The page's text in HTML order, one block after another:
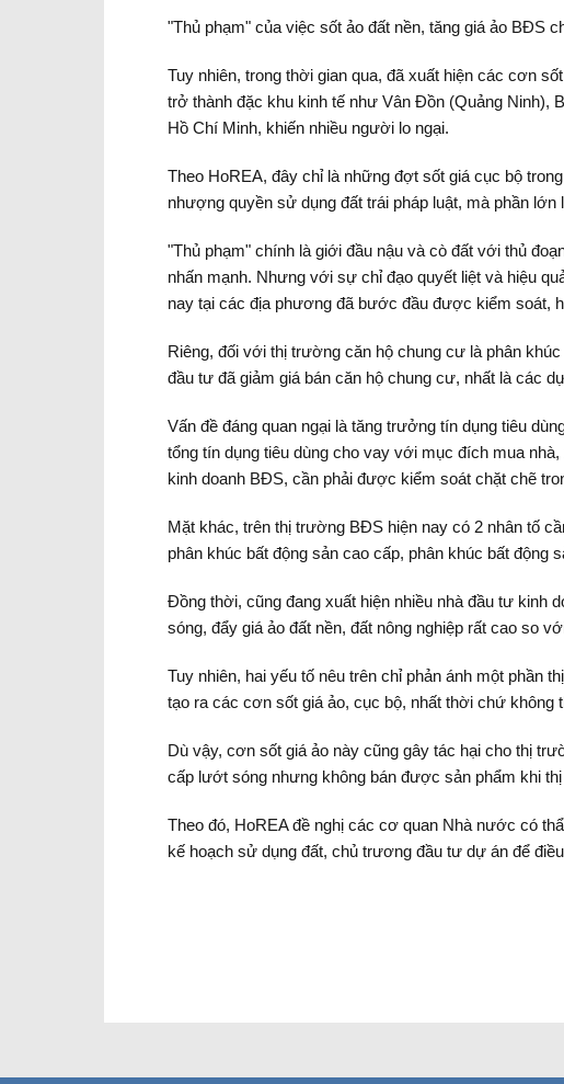
"Thủ phạm" của việc sốt ảo đất nền, tăng giá ảo BĐS
Tuy nhiên, trong thời gian qua, đã xuất hiện các cơn
trở thành đặc khu kinh tế như Vân Đồn (Quảng Ninh),
Hồ Chí Minh, khiến nhiều người lo ngại.
Theo HoREA, đây chỉ là những đợt sốt giá cục bộ
nhượng quyền sử dụng đất trái pháp luật, mà phần
"Thủ phạm" chính là giới đầu nậu và cò đất với thủ
nhấn mạnh. Nhưng với sự chỉ đạo quyết liệt và hiệu
nay tại các địa phương đã bước đầu được kiểm soát,
Riêng, đối với thị trường căn hộ chung cư là phân
đầu tư đã giảm giá bán căn hộ chung cư, nhất là các
Vấn đề đáng quan ngại là tăng trưởng tín dụng tiêu
tổng tín dụng tiêu dùng cho vay với mục đích mua
kinh doanh BĐS, cần phải được kiểm soát chặt chẽ
Mặt khác, trên thị trường BĐS hiện nay có 2 nhân tố
phân khúc bất động sản cao cấp, phân khúc bất động
Đồng thời, cũng đang xuất hiện nhiều nhà đầu tư kinh
sóng, đẩy giá ảo đất nền, đất nông nghiệp rất cao so
Tuy nhiên, hai yếu tố nêu trên chỉ phản ánh một phần
tạo ra các cơn sốt giá ảo, cục bộ, nhất thời chứ không
Dù vậy, cơn sốt giá ảo này cũng gây tác hại cho thị
cấp lướt sóng nhưng không bán được sản phẩm khi
Theo đó, HoREA đề nghị các cơ quan Nhà nước có
kế hoạch sử dụng đất, chủ trương đầu tư dự án để